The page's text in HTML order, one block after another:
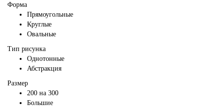
Форма
Прямоугольные
Круглые
Овальные
Тип рисунка
Однотонные
Абстракция
Размер
200 на 300
Большие